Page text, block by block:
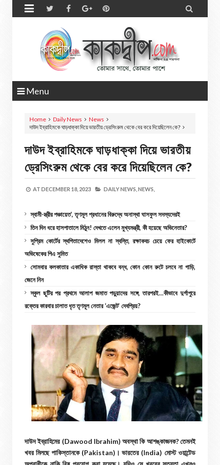
 
Menu
Home Daily News
News
দাউদ ইব্রাহিমকে ঘাড়ধাক্কা দিয়ে ভারতীয় ড্রেসিংরুম থেকে বের করে দিয়েছিলেন কে?
দাউদ ইব্রাহিমকে ঘাড়ধাক্কা দিয়ে ভারতীয়
ড্রেসিংরুম থেকে বের করে দিয়েছিলেন কে?
AT DECEMBER 18, 2023 DAILY NEWS, NEWS,
স্বামী-স্ত্রীর পঞ্চায়েত’, তৃণমূল প্রধানের বিরুদ্ধে অনাস্থা ঘাসফুল সদস্যদেরই
তিন দিন ধরে হাসপাতালে মিঠুন! দেখতে এলেন মুখ্যমন্ত্রী, কী হয়েছে অভিনেতার?
সুপ্রিম কোর্টের স্থগিতাদেশেও মিলল না স্বস্তি, রক্ষাকবচ চেয়ে ফের হাইকোর্টে
অভিষেকের পিএ সুমিত
সোমবার কলকাতার একাধিক রাস্তা থাকবে বন্ধ, কোন কোন রুটে চলবে না গাড়ি,
জেনে নিন
স্কুল ছুটির পর প্রথমে আলাপ জমাত পড়ুয়াদের সঙ্গে, তারপরই…কীভাবে দুর্গাপুরে
রক্তের কারবার চালাত ধৃত তৃণমূল নেতার ‘এজেন্ট’ দেবপ্রিয়?
দাউদ ইব্রাহিমের (Dawood Ibrahim) অবস্থা কি আশঙ্কাজনক? তেমনই
খবর মিলছে পাকিস্তানকে (Pakistan)। ভারতের (India) মোস্ট ওয়ান্টেড